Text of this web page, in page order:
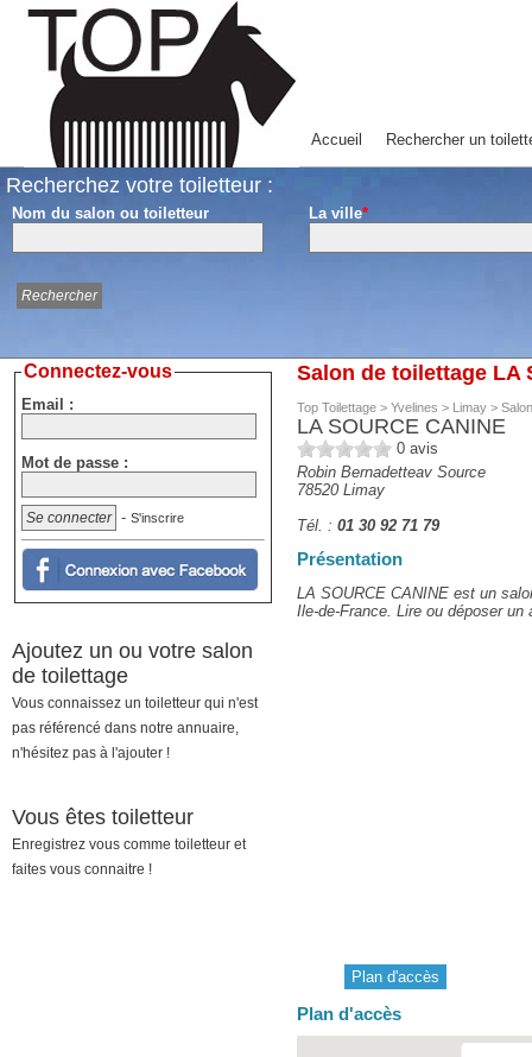
Accueil Rechercher un
Recherchez votre toiletteur :
Nom du salon ou toiletteur La ville*
Salon de toilettage LA
Top Toilettage > Yvelines > Limay >
LA SOURCE CANINE
0 avis
Robin Bernadetteav Source
78520 Limay
Tél. : 01 30 92 71 79
Présentation
LA SOURCE CANINE est un
Ile-de-France. Lire ou déposer
Plan d'accès
Plan d'accès
Connectez-vous
Email :
Mot de passe :
- S'inscrire
Ajoutez un ou votre salon
de toilettage
Vous connaissez un toiletteur qui n'est
pas référencé dans notre annuaire,
n'hésitez pas à l'ajouter !
Vous êtes toiletteur
Enregistrez vous comme toiletteur et
faites vous connaitre !